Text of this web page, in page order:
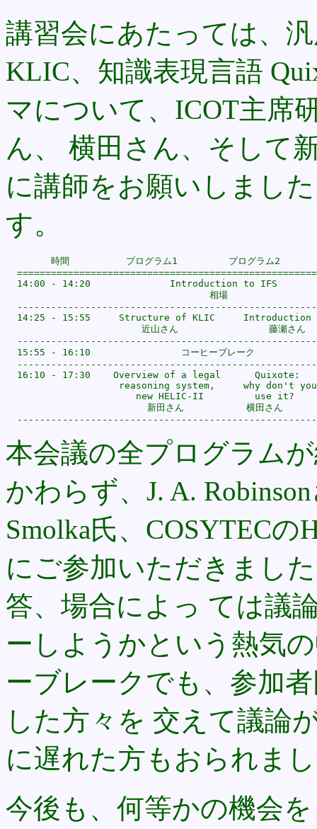
講習会にあたっては、
KLIC、知識表現言語
マについて、ICOT主席
ん、 横田さん、そして
に講師をお願いしまし
す。
        時間          プログラム1         プログラム2
  14:00 - 14:20              Introduction to IFS
                                    相場
14:25 - 15:55     Structure of KLIC     Introduction
                        近山さん                藤瀬さん
  15:55 - 16:10                コーヒーブレーク
  16:10 - 17:30    Overview of a legal      Quixote:
                    reasoning system,     why don't you
                       new HELIC-II         use it?
                         新田さん           横田さん
本会議の全プログラム
かわらず、J. A.
Smolka氏、COSYTEC
にご参加いただきまし
答、場合によっ ては議
ーしようかという熱気
ーブレークでも、参加
した方々を 交えて議論
に遅れた方もおられま
今後も、何等かの機会